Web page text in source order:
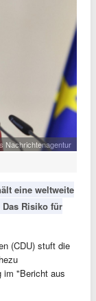
Nachrichtenagentur
eine weltweite
Risiko für
(CDU) stuft die
im "Bericht aus